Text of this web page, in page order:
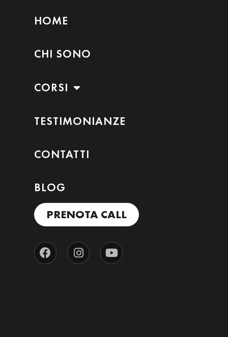
HOME
CHI SONO
CORSI
TESTIMONIANZE
CONTATTI
BLOG
PRENOTA CALL